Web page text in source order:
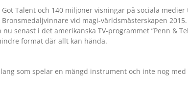
Got Talent och 140 miljoner visningar på sociala
vid magi-världsmästerskapen
nu senast i det amerikanska TV-programmet ”Penn &
format där allt kan hända.
som spelar en mängd instrument och inte nog